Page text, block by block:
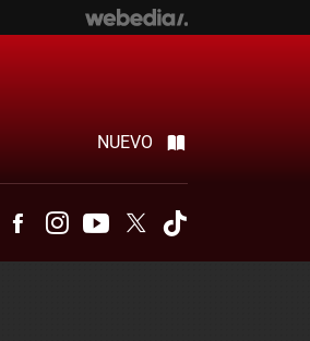
NUEVO
TelegramFacebookInstagramYoutubeTwitter